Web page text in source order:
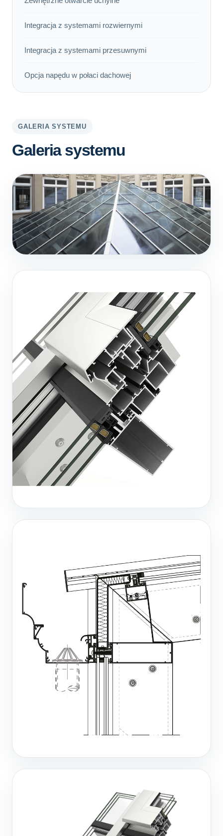
Integracja z systemami rozwiernymi
Integracja z systemami przesuwnymi
Opcja napędu w połaci dachowej
GALERIA SYSTEMU
Galeria systemu